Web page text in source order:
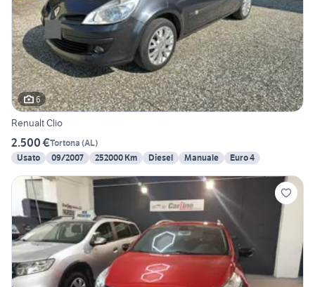
6
Renualt Clio
2.500 €Tortona (AL)
Usato
09/2007 252000 Km Diesel Manuale Euro 4